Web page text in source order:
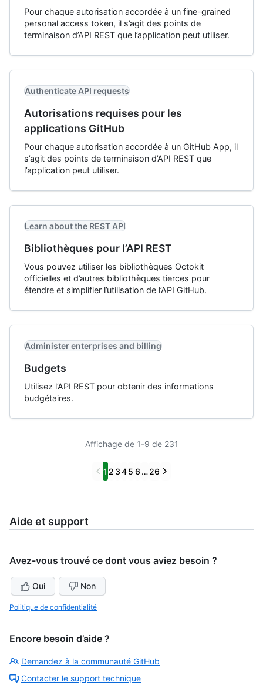
Pour chaque autorisation accordée à un fine-grained
personal access token, il s’agit des points de
terminaison d’API REST que l’application peut utiliser.
Authenticate API requests
Autorisations requises pour les
applications GitHub
Pour chaque autorisation accordée à un GitHub App, il
s’agit des points de terminaison d’API REST que
l’application peut utiliser.
Learn about the REST API
Bibliothèques pour l’API REST
Vous pouvez utiliser les bibliothèques Octokit
officielles et d’autres bibliothèques tierces pour
étendre et simplifier l’utilisation de l’API GitHub.
Administer enterprises and billing
Budgets
Utilisez l’API REST pour obtenir des informations
budgétaires.
Affichage de 1-9 de 231
Previous
1 2 345 6 …26 Next
Aide et support
Avez-vous trouvé ce dont vous aviez besoin ?
Oui Non
Politique de confidentialité
Encore besoin d’aide ?
Demandez à la communauté GitHub
Contacter le support technique